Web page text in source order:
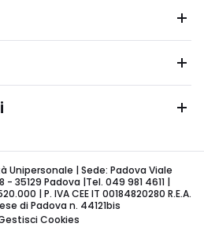
Unipersonale | Sede: Padova Viale
35129 Padova |Tel. 049 981 4611 |
| P. IVA CEE IT 00184820280 R.E.A.
di Padova n. 44121bis
Cookies